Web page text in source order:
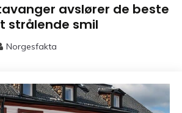
avslører de beste
strålende smil
Norgesfakta